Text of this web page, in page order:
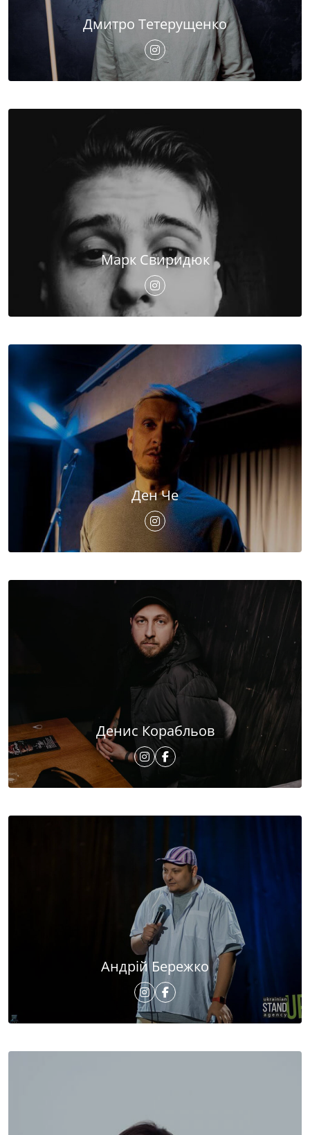
Дмитро Тетерущенко
Марк Свиридюк
Ден Че
Денис Корабльов
Андрій Бережко